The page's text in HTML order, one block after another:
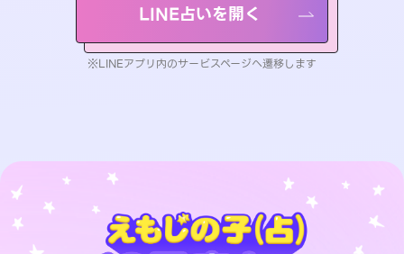
LINE占いを開く
※LINEアプリ内のサービスページへ遷移します